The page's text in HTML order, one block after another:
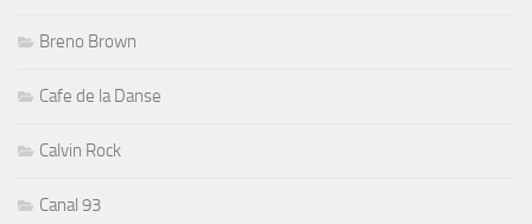
Breno Brown
Cafe de la Danse
Calvin Rock
Canal 93